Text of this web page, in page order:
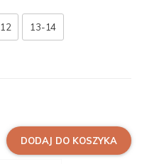
13-14
DODAJ DO KOSZYKA